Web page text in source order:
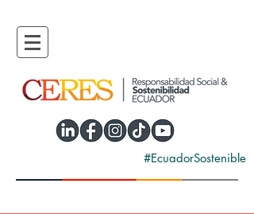
#EcuadorSostenible